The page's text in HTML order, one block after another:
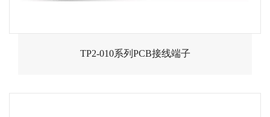
TP2-010系列PCB接线端子